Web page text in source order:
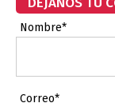
Nombre*
Correo*